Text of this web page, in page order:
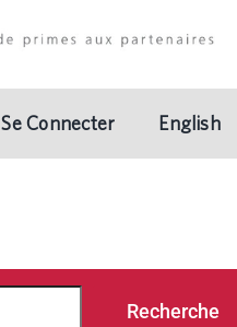
Se Connecter English
Recherche